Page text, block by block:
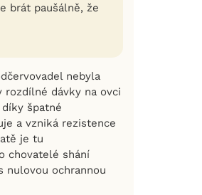
brát paušálně, že
nebyla
rozdílné dávky na ovci
špatné
a vzniká rezistence
je tu
chovatelé shání
nulovou ochrannou